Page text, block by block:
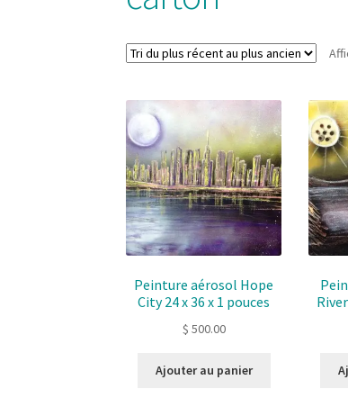
Peinture aérosol Hope
City 24 x 36 x 1 pouces
$ 500.00
Ajouter au panier